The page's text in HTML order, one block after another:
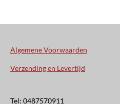
Algemene Voorwaarden
Verzending en Levertijd
Tel: 0487570911